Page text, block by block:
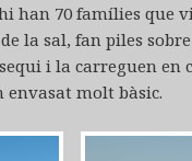
han 70 famílies que
la sal, fan piles
i la carreguen en
envasat molt bàsic.